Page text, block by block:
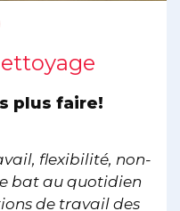
plus faire!
flexibilité, non-
bat au quotidien
de travail des